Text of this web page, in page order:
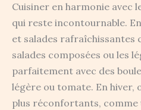
Cuisiner en harmonie avec
qui reste incontournable.
et salades rafraîchissantes
salades composées ou les
parfaitement avec des
légère ou tomate. En hiver,
plus réconfortants, comme